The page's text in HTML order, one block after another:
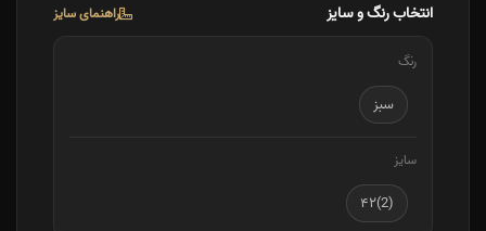
انتخاب رنگ و سایز راهنمای سایز
رنگ
سبز
سایز
(2)۴۲